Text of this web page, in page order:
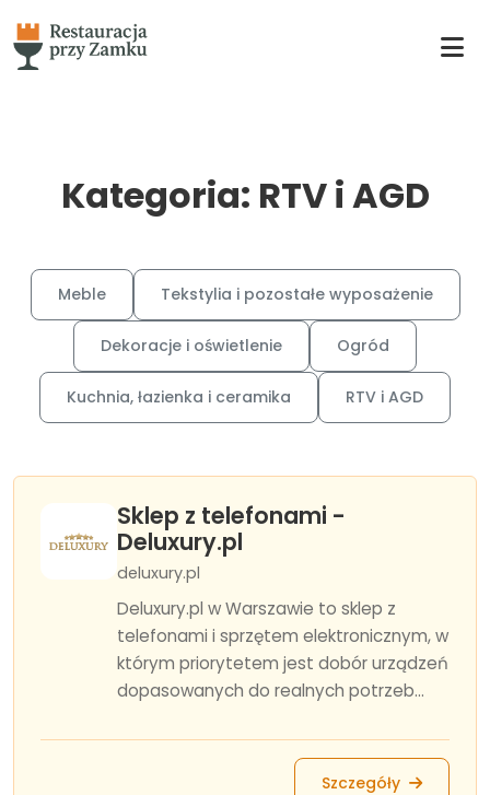
Kategoria: RTV i AGD
Meble Tekstylia i pozostałe wyposażenie
Dekoracje i oświetlenie Ogród
Kuchnia, łazienka i ceramika RTV i AGD
Sklep z telefonami -
Deluxury.pl
deluxury.pl
Deluxury.pl w Warszawie to sklep z
telefonami i sprzętem elektronicznym, w
którym priorytetem jest dobór urządzeń
dopasowanych do realnych potrzeb...
Szczegóły